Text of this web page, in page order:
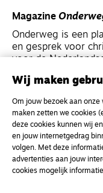
Magazine
Onderweg is een
en gesprek voor
voor de
Kvk-nummer
NL46 INGB 0117
Wij maken
Om jouw bezoek aan
maken zetten we cookies
deze cookies kunnen wij
en jouw internetgedrag
volgen. Met deze
advertenties aan jouw
cookies mogelijk